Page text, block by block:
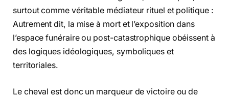
surtout comme véritable médiateur rituel et politique :
Autrement dit, la mise à mort et l’exposition dans
l’espace funéraire ou post-catastrophique obéissent à
des logiques idéologiques, symboliques et
territoriales.
Le cheval est donc un marqueur de victoire ou de